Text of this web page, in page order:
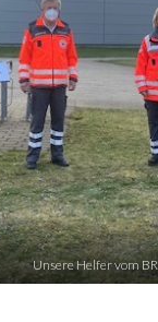
Unsere Helfer vom